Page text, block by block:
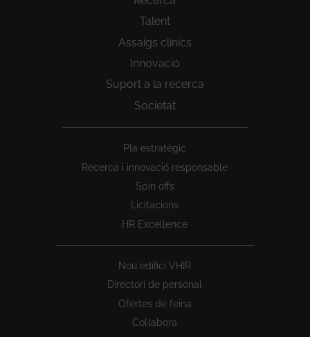
Talent
Assaigs clínics
Innovació
Suport a la recerca
Societat
Pla estratègic
Recerca i innovació responsable
Spin offs
Licitacions
HR Excellence
Nou edifici VHIR
Directori de personal
Ofertes de feina
Col·labora